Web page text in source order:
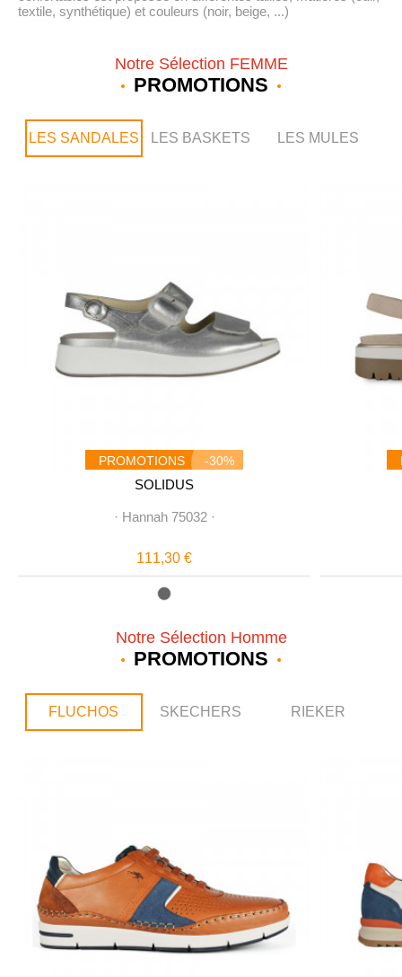
textile, synthétique) et couleurs (noir, beige, ...)
Notre Sélection FEMME
PROMOTIONS
LES SANDALES LES BASKETS LES MULES
PROMOTIONS -30%
SOLIDUS
· Hannah 75032·
111,30 €
Notre Sélection Homme
PROMOTIONS
FLUCHOS SKECHERS RIEKER